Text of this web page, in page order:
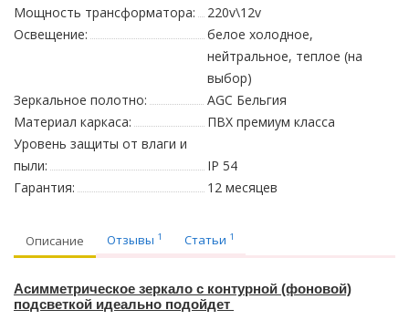
Мощность трансформатора:
220v\12v
Освещение:
белое холодное,
нейтральное, теплое (на
выбор)
Зеркальное полотно:
AGC Бельгия
Материал каркаса:
ПВХ премиум класса
Уровень защиты от влаги и
пыли:
IP 54
Гарантия:
12 месяцев
Описание Отзывы 1 Статьи 1
Асимметрическое зеркало с контурной (фоновой)
подсветкой идеально подойдет